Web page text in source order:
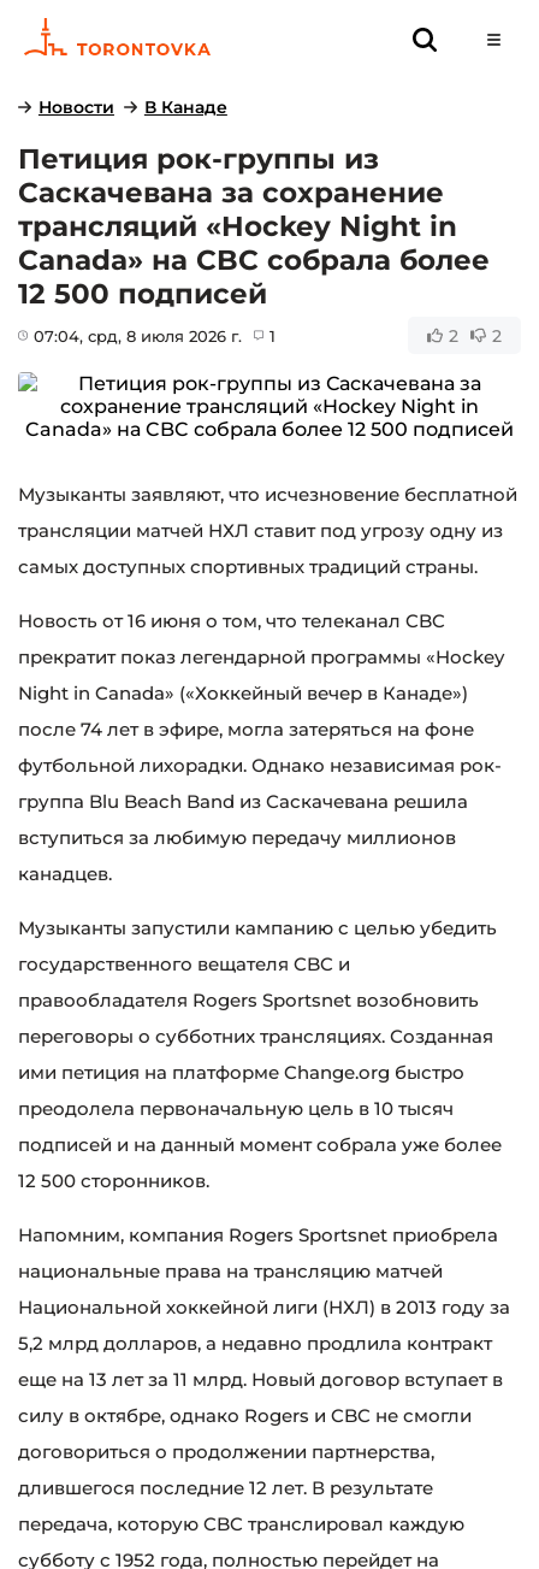
Новости В Канаде
Петиция рок-группы из
Саскачевана за сохранение
трансляций «Hockey Night in
Canada» на CBC собрала более
12 500 подписей
07:04, срд, 8 июля 2026 г. 1 2 2
Музыканты заявляют, что исчезновение бесплатной
трансляции матчей НХЛ ставит под угрозу одну из
самых доступных спортивных традиций страны.
Новость от 16 июня о том, что телеканал CBC
прекратит показ легендарной программы «Hockey
Night in Canada» («Хоккейный вечер в Канаде»)
после 74 лет в эфире, могла затеряться на фоне
футбольной лихорадки. Однако независимая рок-
группа Blu Beach Band из Саскачевана решила
вступиться за любимую передачу миллионов
канадцев.
Музыканты запустили кампанию с целью убедить
государственного вещателя CBC и
правообладателя Rogers Sportsnet возобновить
переговоры о субботних трансляциях. Созданная
ими петиция на платформе Change.org быстро
преодолела первоначальную цель в 10 тысяч
подписей и на данный момент собрала уже более
12 500 сторонников.
Напомним, компания Rogers Sportsnet приобрела
национальные права на трансляцию матчей
Национальной хоккейной лиги (НХЛ) в 2013 году за
5,2 млрд долларов, а недавно продлила контракт
еще на 13 лет за 11 млрд. Новый договор вступает в
силу в октябре, однако Rogers и CBC не смогли
договориться о продолжении партнерства,
длившегося последние 12 лет. В результате
передача, которую CBC транслировал каждую
субботу с 1952 года, полностью перейдет на